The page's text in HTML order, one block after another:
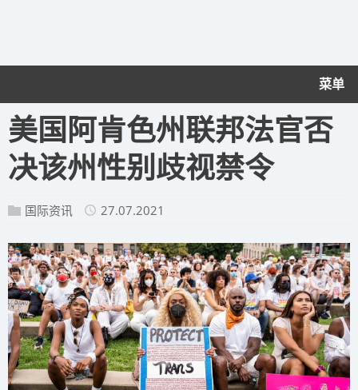
菜单
美国阿肯色州联邦法官否
决该州性别歧视禁令
国际资讯 27.07.2021